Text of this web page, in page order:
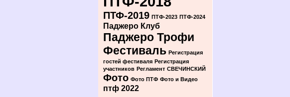
ПТФ-2019 ПТФ-2023 ПТФ-2024
Паджеро Клуб
Паджеро Трофи
Фестиваль Регистрация
гостей фестиваля Регистрация
участников Регламент СВЕЧИНСКИЙ
Фото Фото ПТФ Фото и Видео
птф 2022